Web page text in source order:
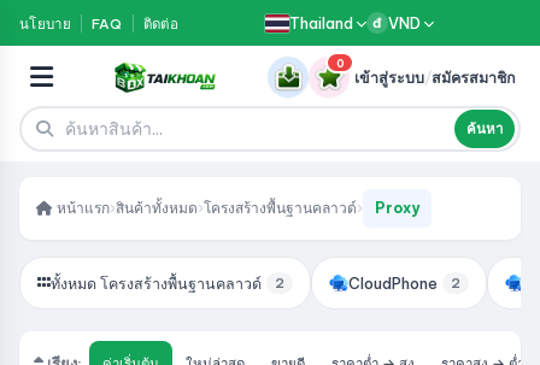
นโยบาย FAQ ติดต่อ Thailand đ VND
ค้นหา
0
เข้าสู่ระบบ/สมัครสมาชิก
หน้าแรก›สินค้าทั้งหมด›โครงสร้างพื้นฐานคลาวด์› Proxy
ทั้งหมด โครงสร้างพื้นฐานคลาวด์ 2 CloudPhone 2